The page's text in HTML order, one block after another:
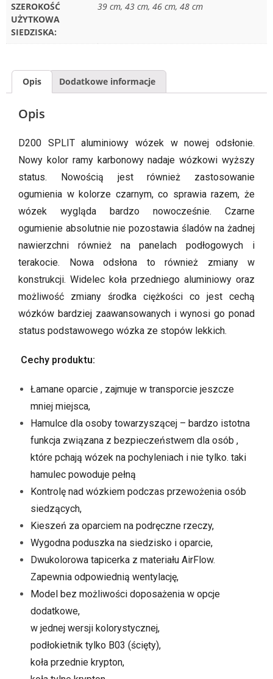
SZEROKOŚĆ
UŻYTKOWA
SIEDZISKA:
39 cm, 43 cm, 46 cm, 48 cm
Opis Dodatkowe informacje
Opis
D200 SPLIT aluminiowy wózek w nowej odsłonie.
Nowy kolor ramy karbonowy nadaje wózkowi wyższy
status. Nowością jest również zastosowanie
ogumienia w kolorze czarnym, co sprawia razem, że
wózek wygląda bardzo nowocześnie. Czarne
ogumienie absolutnie nie pozostawia śladów na żadnej
nawierzchni również na panelach podłogowych i
terakocie. Nowa odsłona to również zmiany w
konstrukcji. Widelec koła przedniego aluminiowy oraz
możliwość zmiany środka ciężkości co jest cechą
wózków bardziej zaawansowanych i wynosi go ponad
status podstawowego wózka ze stopów lekkich.
Cechy produktu:
Łamane oparcie , zajmuje w transporcie jeszcze
mniej miejsca,
Hamulce dla osoby towarzyszącej – bardzo istotna
funkcja związana z bezpieczeństwem dla osób ,
które pchają wózek na pochyleniach i nie tylko. taki
hamulec powoduje pełną
Kontrolę nad wózkiem podczas przewożenia osób
siedzących,
Kieszeń za oparciem na podręczne rzeczy,
Wygodna poduszka na siedzisko i oparcie,
Dwukolorowa tapicerka z materiału AirFlow.
Zapewnia odpowiednią wentylację,
Model bez możliwości doposażenia w opcje
dodatkowe,
w jednej wersji kolorystycznej,
podłokietnik tylko B03 (ścięty),
koła przednie krypton,